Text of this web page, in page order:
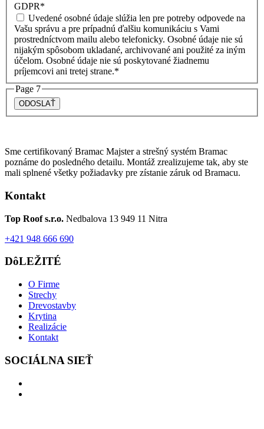
GDPR*
Vašu správu a pre prípadnú ďalšiu komunikáciu s Vami
prostredníctvom mailu alebo telefonicky. Osobné údaje nie sú
nijakým spôsobom ukladané, archivované ani použité za iným
účelom. Osobné údaje nie sú poskytované žiadnemu
príjemcovi ani tretej strane.*
Page 7
Sme certifikovaný Bramac Majster a strešný systém Bramac
poznáme do posledného detailu. Montáž zrealizujeme tak, aby ste
mali splnené všetky požiadavky pre zístanie záruk od Bramacu.
Kontakt
Top Roof s.r.o. Nedbalova 13 949 11 Nitra
+421 948 666 690
DôLEŽITÉ
O Firme
Strechy
Drevostavby
Krytina
Realizácie
Kontakt
SOCIÁLNA SIEŤ